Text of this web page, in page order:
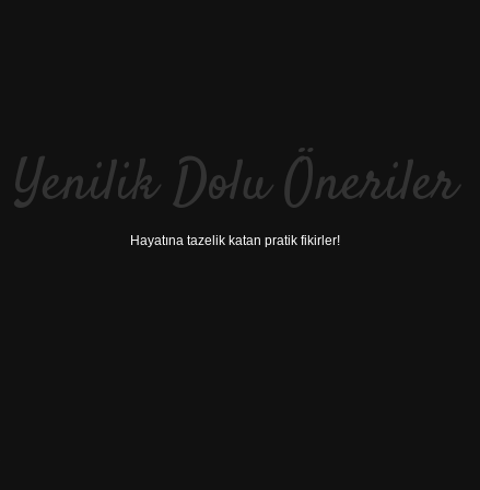
Yenilik Dolu Öneriler
Hayatına tazelik katan pratik fikirler!